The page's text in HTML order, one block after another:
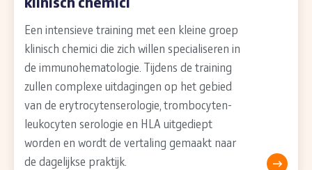
Een intensieve training met een kleine groep
klinisch chemici die zich willen specialiseren in
de immunohematologie. Tijdens de training
zullen complexe uitdagingen op het gebied
van de erytrocytenserologie, trombocyten-
leukocyten serologie en HLA uitgediept
worden en wordt de vertaling gemaakt naar
de dagelijkse praktijk.